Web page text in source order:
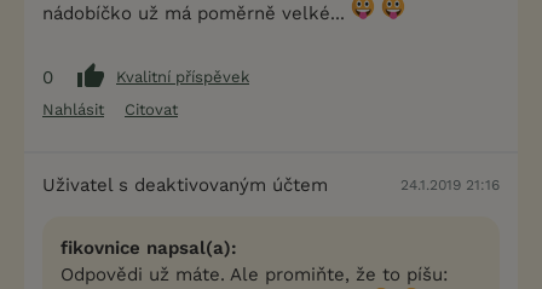
nádobíčko už má poměrně velké...
0
Kvalitní příspěvek
Nahlásit
Citovat
Uživatel s deaktivovaným účtem 24.1.2019 21:16
fikovnice napsal(a):
Odpovědi už máte. Ale promiňte, že to píšu: